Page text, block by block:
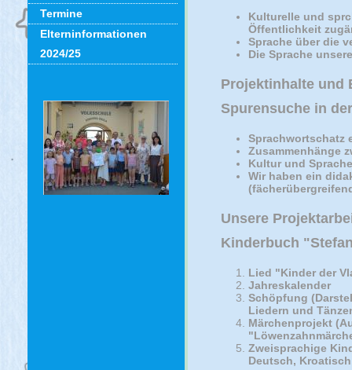
Termine
Elterninformationen
2024/25
Kulturelle und
Öffentlichkeit
Sprache über die
Die Sprache
Projektinhalte und
Spurensuche in
Sprachwortschatz
Zusammenhänge
Kultur und
Wir haben ein
Unsere
Kinderbuch
Lied "Kinder der
Jahreskalender
Schöpfung
Liedern und
Märchenprojekt
Zweisprachige
Deutsch,